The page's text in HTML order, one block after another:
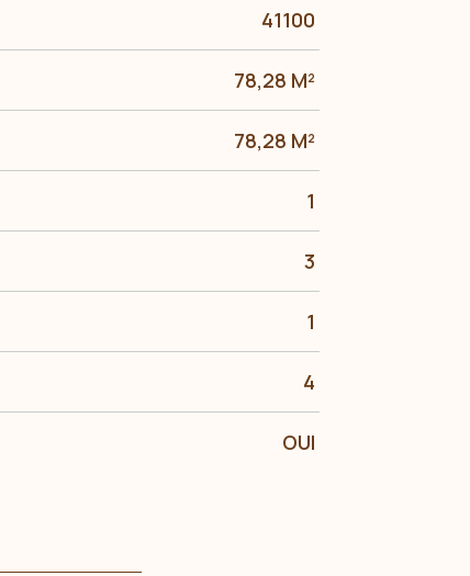
41100
78,28 M²
78,28 M²
1
3
1
4
OUI